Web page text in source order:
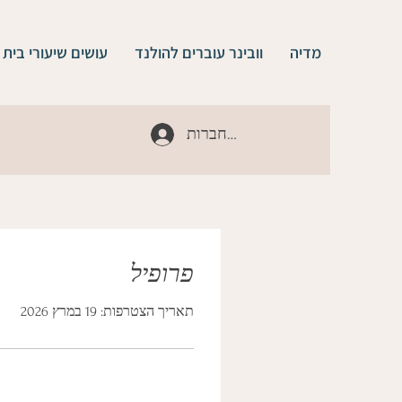
עושים שיעורי בית וובינר עוברים להולנד מדיה
להתחברות
פרופיל
תאריך הצטרפות: 19 במרץ 2026